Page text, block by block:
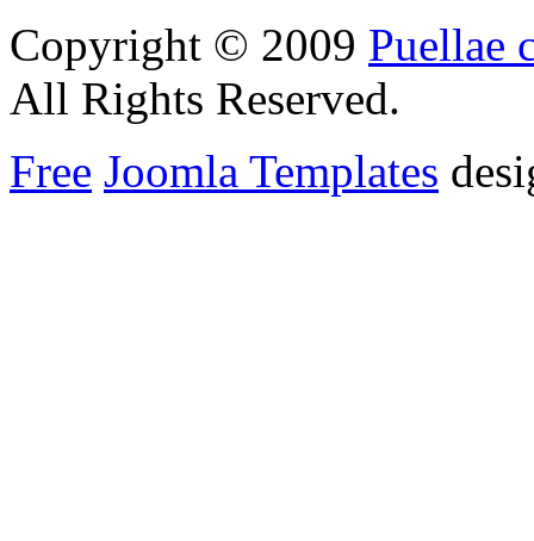
Copyright © 2009 Puellae
All Rights Reserved.
Free Joomla Templates